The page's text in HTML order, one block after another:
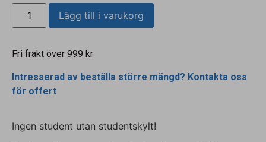
Lägg till i varukorg
Fri frakt över 999 kr
Intresserad av beställa större mängd? Kontakta oss
för offert
Ingen student utan studentskylt!